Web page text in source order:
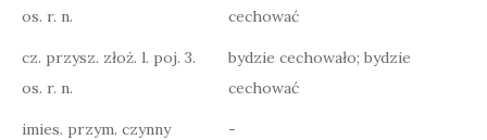
os. r. n.
cechować
cz. przysz. złoż. l. poj. 3.
os. r. n.
bydzie cechowało; bydzie
cechować
imies. przym. czynny -